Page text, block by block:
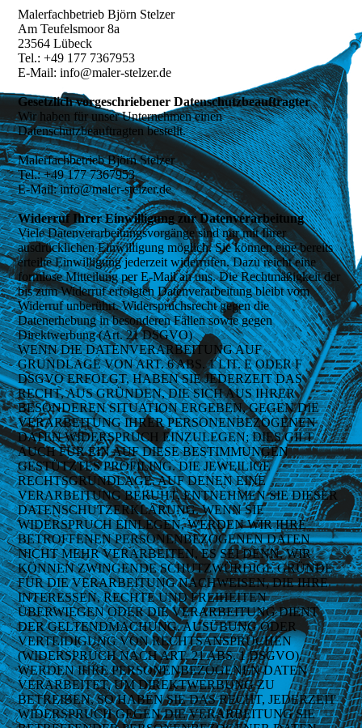
Malerfachbetrieb Björn Stelzer
Am Teufelsmoor 8a
23564 Lübeck
Tel.: +49 177 7367953
E-Mail: info@maler-stelzer.de
Gesetzlich vorgeschriebener Datenschutzbeauftragter
Wir haben für unser Unternehmen einen
Datenschutzbeauftragten bestellt.
Malerfachbetrieb Björn Stelzer
Tel.: +49 177 7367953
E-Mail: info@maler-stelzer.de
Widerruf Ihrer Einwilligung zur Datenverarbeitung
Viele Datenverarbeitungsvorgänge sind nur mit Ihrer
ausdrücklichen Einwilligung möglich. Sie können eine bereits
erteilte Einwilligung jederzeit widerrufen. Dazu reicht eine
formlose Mitteilung per E-Mail an uns. Die Rechtmäßigkeit der
bis zum Widerruf erfolgten Datenverarbeitung bleibt vom
Widerruf unberührt. Widerspruchsrecht gegen die
Datenerhebung in besonderen Fällen sowie gegen
Direktwerbung (Art. 21 DSGVO)
WENN DIE DATENVERARBEITUNG AUF
GRUNDLAGE VON ART. 6 ABS. 1 LIT. E ODER F
DSGVO ERFOLGT, HABEN SIE JEDERZEIT DAS
RECHT, AUS GRÜNDEN, DIE SICH AUS IHRER
BESONDEREN SITUATION ERGEBEN, GEGEN DIE
VERARBEITUNG IHRER PERSONENBEZOGENEN
DATEN WIDERSPRUCH EINZULEGEN; DIES GILT
AUCH FÜR EIN AUF DIESE BESTIMMUNGEN
GESTÜTZTES PROFILING. DIE JEWEILIGE
RECHTSGRUNDLAGE, AUF DENEN EINE
VERARBEITUNG BERUHT, ENTNEHMEN SIE DIESER
DATENSCHUTZERKLÄRUNG. WENN SIE
WIDERSPRUCH EINLEGEN, WERDEN WIR IHRE
BETROFFENEN PERSONENBEZOGENEN DATEN
NICHT MEHR VERARBEITEN, ES SEI DENN, WIR
KÖNNEN ZWINGENDE SCHUTZWÜRDIGE GRÜNDE
FÜR DIE VERARBEITUNG NACHWEISEN, DIE IHRE
INTERESSEN, RECHTE UND FREIHEITEN
ÜBERWIEGEN ODER DIE VERARBEITUNG DIENT
DER GELTENDMACHUNG, AUSÜBUNG ODER
VERTEIDIGUNG VON RECHTSANSPRÜCHEN
(WIDERSPRUCH NACH ART. 21 ABS. 1 DSGVO).
WERDEN IHRE PERSONENBEZOGENEN DATEN
VERARBEITET, UM DIREKTWERBUNG ZU
BETREIBEN, SO HABEN SIE DAS RECHT, JEDERZEIT
WIDERSPRUCH GEGEN DIE VERARBEITUNG SIE